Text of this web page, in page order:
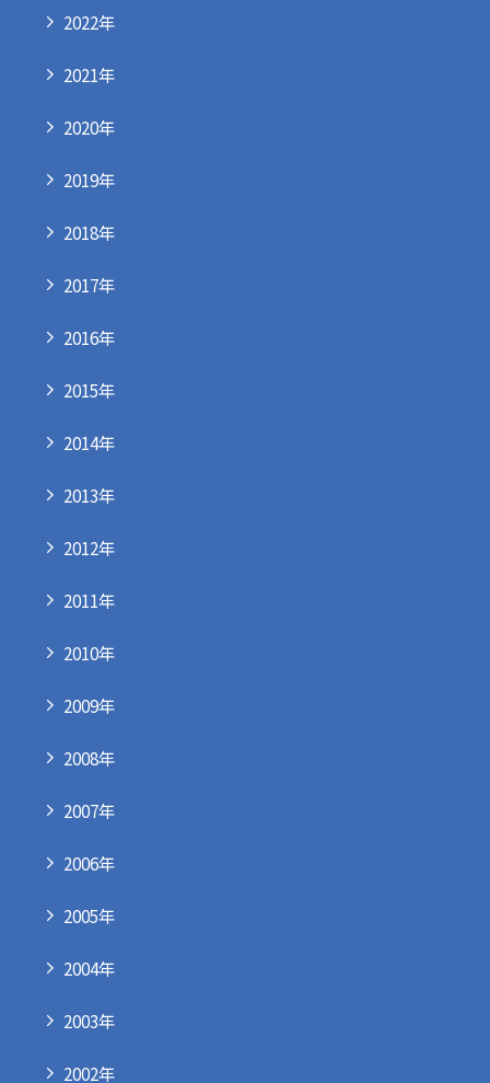
2022年
2021年
2020年
2019年
2018年
2017年
2016年
2015年
2014年
2013年
2012年
2011年
2010年
2009年
2008年
2007年
2006年
2005年
2004年
2003年
2002年